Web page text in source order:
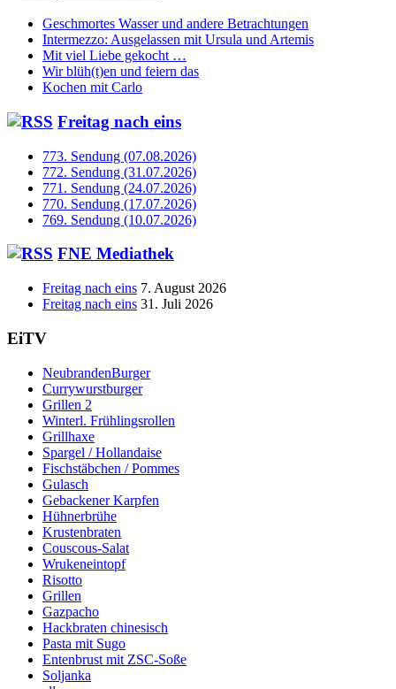
Geschmortes Wasser und andere Betrachtungen
Intermezzo: Ausgelassen mit Ursula und Artemis
Mit viel Liebe gekocht …
Wir blüh(t)en und feiern das
Kochen mit Carlo
Freitag nach eins
773. Sendung (07.08.2026)
772. Sendung (31.07.2026)
771. Sendung (24.07.2026)
770. Sendung (17.07.2026)
769. Sendung (10.07.2026)
FNE Mediathek
Freitag nach eins 7. August 2026
Freitag nach eins 31. Juli 2026
EiTV
NeubrandenBurger
Currywurstburger
Grillen 2
Winterl. Frühlingsrollen
Grillhaxe
Spargel / Hollandaise
Fischstäbchen / Pommes
Gulasch
Gebackener Karpfen
Hühnerbrühe
Krustenbraten
Couscous-Salat
Wrukeneintopf
Risotto
Grillen
Gazpacho
Hackbraten chinesisch
Pasta mit Sugo
Entenbrust mit ZSC-Soße
Soljanka